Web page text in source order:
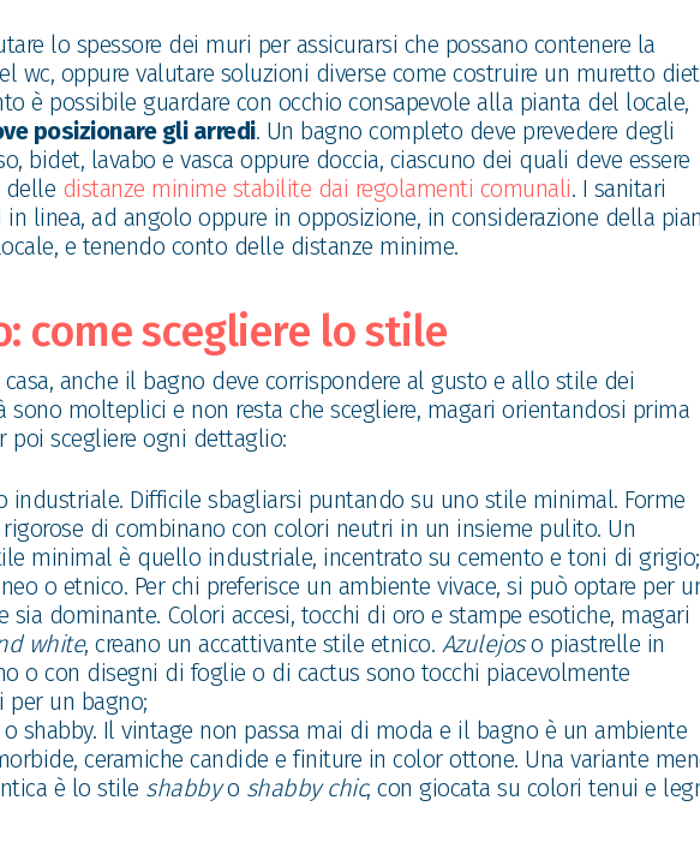
lo spessore dei muri per assicurarsi che possano contenere la
wc, oppure valutare soluzioni diverse come costruire un muretto
è possibile guardare con occhio consapevole alla pianta del locale,
posizionare gli arredi. Un bagno completo deve prevedere degli
bidet, lavabo e vasca oppure doccia, ciascuno dei quali deve essere
delle distanze minime stabilite dai regolamenti comunali. I sanitari
in linea, ad angolo oppure in opposizione, in considerazione della
e tenendo conto delle distanze minime.
come scegliere lo stile
anche il bagno deve corrispondere al gusto e allo stile dei
sono molteplici e non resta che scegliere, magari orientandosi prima
poi scegliere ogni dettaglio:
industriale. Difficile sbagliarsi puntando su uno stile minimal. Forme
di combinano con colori neutri in un insieme pulito. Un
minimal è quello industriale, incentrato su cemento e toni di grigio;
o etnico. Per chi preferisce un ambiente vivace, si può optare per
sia dominante. Colori accesi, tocchi di oro e stampe esotiche, magari
white, creano un accattivante stile etnico. Azulejoso piastrelle in
o con disegni di foglie o di cactus sono tocchi piacevolmente
per un bagno;
shabby. Il vintage non passa mai di moda e il bagno è un ambiente
ceramiche candide e finiture in color ottone. Una variante
è lo stile shabbyo shabby chic, con giocata su colori tenui e